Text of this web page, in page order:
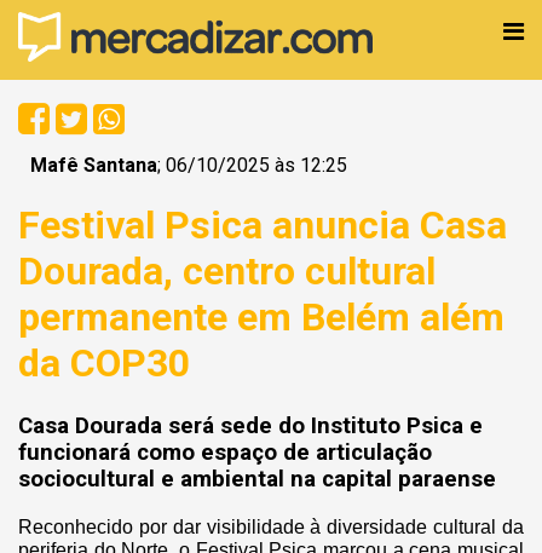
Mafê Santana; 06/10/2025 às 12:25
Festival Psica anuncia Casa
Dourada, centro cultural
permanente em Belém além
da COP30
Casa Dourada será sede do Instituto Psica e
funcionará como espaço de articulação
sociocultural e ambiental na capital paraense
Reconhecido por dar visibilidade à diversidade cultural da